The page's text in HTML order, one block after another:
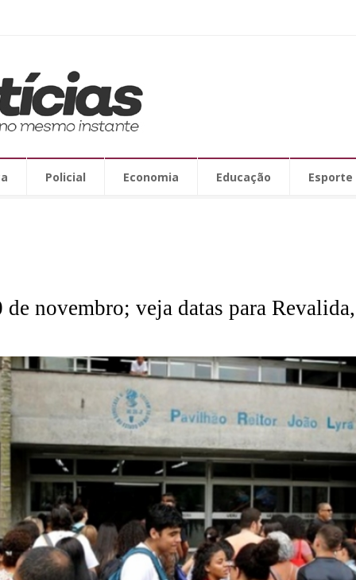
Policial Economia Educação Esporte
novembro; veja datas para